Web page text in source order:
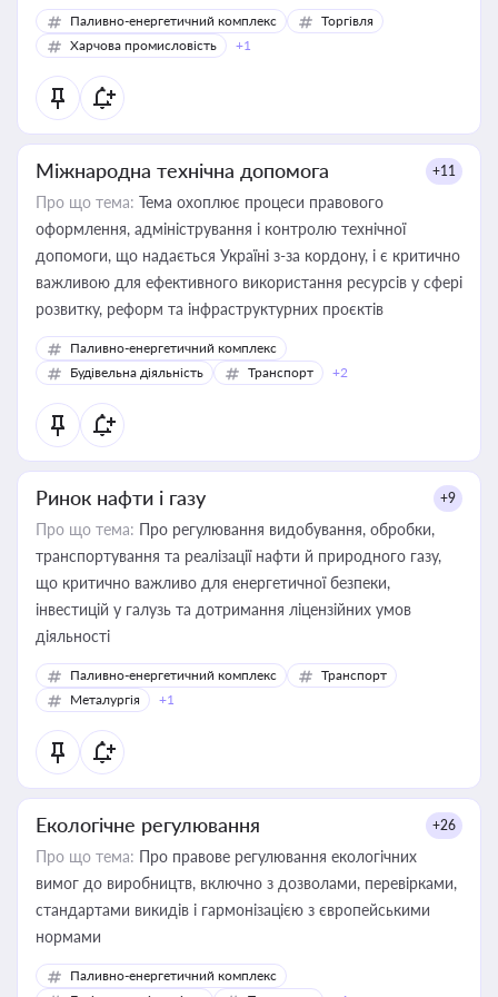
Паливно-енергетичний комплекс
Торгівля
Харчова промисловість
+1
Міжнародна технічна допомога +11
Про що тема: Тема охоплює процеси правового
оформлення, адміністрування і контролю технічної
допомоги, що надається Україні з-за кордону, і є критично
важливою для ефективного використання ресурсів у сфері
розвитку, реформ та інфраструктурних проєктів
Паливно-енергетичний комплекс
Будівельна діяльність
Транспорт +2
Ринок нафти і газу +9
Про що тема: Про регулювання видобування, обробки,
транспортування та реалізації нафти й природного газу,
що критично важливо для енергетичної безпеки,
інвестицій у галузь та дотримання ліцензійних умов
діяльності
Паливно-енергетичний комплекс
Транспорт
Металургія
+1
Екологічне регулювання +26
Про що тема: Про правове регулювання екологічних
вимог до виробництв, включно з дозволами, перевірками,
стандартами викидів і гармонізацією з європейськими
нормами
Паливно-енергетичний комплекс